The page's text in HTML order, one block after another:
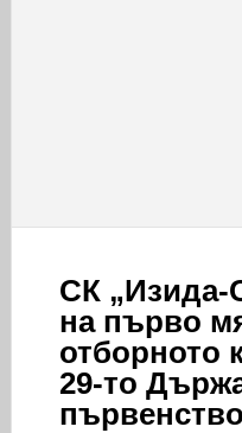
СК „Изида-
на първо
отборното
29-то